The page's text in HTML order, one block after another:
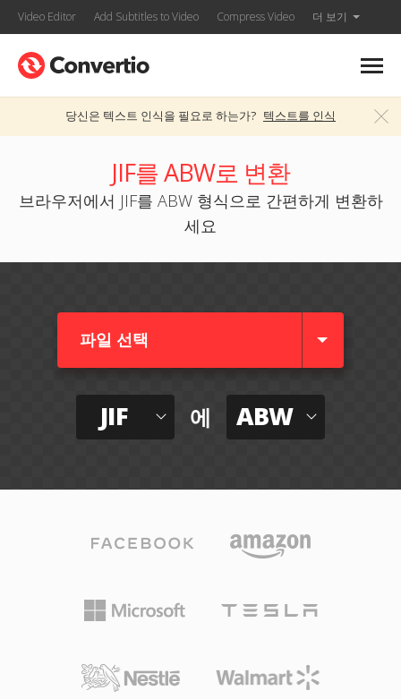
Video Editor Add Subtitles to Video Compress Video 더 보기
당신은 텍스트 인식을 필요로 하는가? 텍스트를 인식
JIF를 ABW로 변환
브라우저에서 JIF를 ABW 형식으로 간편하게 변환하
세요
파일 선택
JIF 에 ABW